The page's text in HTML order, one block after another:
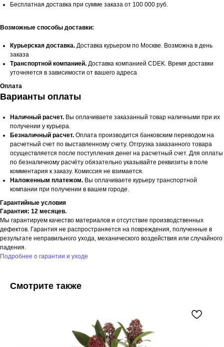
Бесплатная доставка при сумме заказа от 100 000 руб.
Возможные способы доставки:
Курьерская доставка. Доставка курьером по Москве. Возможна в день
заказа
Транспортной компанией. Доставка компанией CDEK. Время доставки
уточняется в зависимости от вашего адреса
Оплата
Варианты оплаты
Наличный расчет. Вы оплачиваете заказанный товар наличными при их
получении у курьера.
Безналичный расчет. Оплата производится банковским переводом на
расчетный счет по выставленному счету. Отгрузка заказанного товара
осуществляется после поступления денег на расчетный счет. Для оплаты
по безналичному расчёту обязательно указывайте реквизиты в поле
комментария к заказу. Комиссия не взимается.
Наложенным платежом. Вы оплачиваете курьеру транспортной
компании при получении в вашем городе.
Гарантийные условия
Гарантия: 12 месяцев.
Мы гарантируем качество материалов и отсутствие производственных
дефектов. Гарантия не распространяется на повреждения, полученные в
результате неправильного ухода, механического воздействия или случайного
падения.
Подробнее о гарантии и уходе
Смотрите также